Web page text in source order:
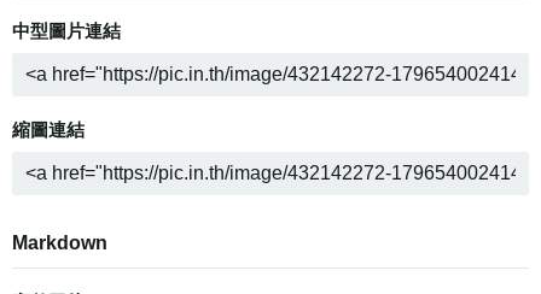
中型圖片連結
縮圖連結
Markdown